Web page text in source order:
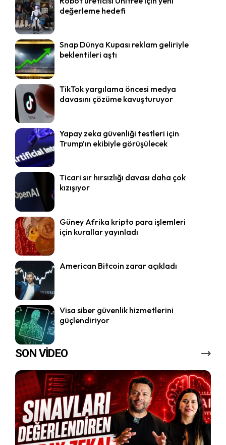
değerleme hedefi
Snap Dünya Kupası reklam geliriyle
beklentileri aştı
TikTok yargılama öncesi medya
davasını çözüme kavuşturuyor
Yapay zeka güvenliği testleri için
Trump’ın ekibiyle görüşülecek
Ticari sır hırsızlığı davası daha çok
kızışıyor
Güney Afrika kripto para işlemleri
için kurallar yayınladı
American Bitcoin zarar açıkladı
Visa siber güvenlik hizmetlerini
güçlendiriyor
SON VİDEO